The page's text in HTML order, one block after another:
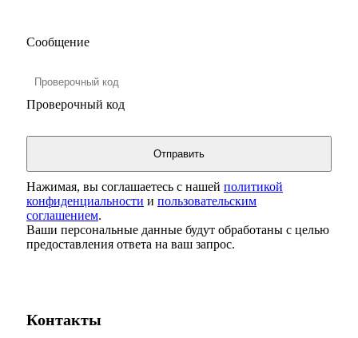
Сообщение
Проверочный код
Нажимая, вы соглашаетесь с нашей политикой
конфиденциальности и пользовательским
соглашением.
Ваши персональные данные будут обработаны с целью
предоставления ответа на ваш запрос.
Контакты